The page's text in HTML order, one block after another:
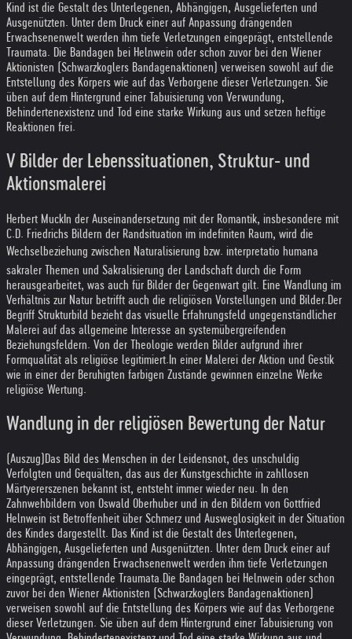
Kind ist die Gestalt des Unterlegenen, Abhängigen, Ausgelieferten und
Ausgenützten. Unter dem Druck einer auf Anpassung drängenden
Erwachsenenwelt werden ihm tiefe Verletzungen eingeprägt, entstellende
Traumata. Die Bandagen bei Helnwein oder schon zuvor bei den Wiener
Aktionisten (Schwarzkoglers Bandagenaktionen) verweisen sowohl auf die
Entstellung des Körpers wie auf das Verborgene dieser Verletzungen. Sie
üben auf dem Hintergrund einer Tabuisierung von Verwundung,
Behindertenexistenz und Tod eine starke Wirkung aus und setzen heftige
Reaktionen frei.
V Bilder der Lebenssituationen, Struktur- und
Aktionsmalerei
Herbert MuckIn der Auseinandersetzung mit der Romantik, insbesondere mit
C.D. Friedrichs Bildern der Randsituation im indefiniten Raum, wird die
Wechselbeziehung zwischen Naturalisierung bzw. interpretatio humana
sakraler Themen und Sakralisierung der Landschaft durch die Form
herausgearbeitet, was auch für Bilder der Gegenwart gilt. Eine Wandlung im
Verhältnis zur Natur betrifft auch die religiösen Vorstellungen und Bilder. Der
Begriff Strukturbild bezieht das visuelle Erfahrungsfeld ungegenständlicher
Malerei auf das allgemeine Interesse an systemübergreifenden
Beziehungsfeldern. Von der Theologie werden Bilder aufgrund ihrer
Formqualität als religiöse legitimiert. In einer Malerei der Aktion und Gestik
wie in einer der Beruhigten farbigen Zustände gewinnen einzelne Werke
religiöse Wertung.
Wandlung in der religiösen Bewertung der Natur
(Auszug)Das Bild des Menschen in der Leidensnot, des unschuldig
Verfolgten und Gequälten, das aus der Kunstgeschichte in zahllosen
Märtyererszenen bekannt ist, entsteht immer wieder neu. In den
Zahnwehbildern von Oswald Oberhuber und in den Bildern von Gottfried
Helnwein ist Betroffenheit über Schmerz und Ausweglosigkeit in der Situation
des Kindes dargestellt. Das Kind ist die Gestalt des Unterlegenen,
Abhängigen, Ausgelieferten und Ausgenützten. Unter dem Druck einer auf
Anpassung drängenden Erwachsenenwelt werden ihm tiefe Verletzungen
eingeprägt, entstellende Traumata.Die Bandagen bei Helnwein oder schon
zuvor bei den Wiener Aktionisten (Schwarzkoglers Bandagenaktionen)
verweisen sowohl auf die Entstellung des Körpers wie auf das Verborgene
dieser Verletzungen. Sie üben auf dem Hintergrund einer Tabuisierung von